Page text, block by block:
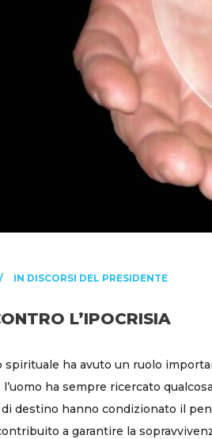
IN DISCORSI DEL PRESIDENTE
L’IPOCRISIA
spirituale ha avuto un ruolo
ha sempre ricercato
destino hanno condizionato il
a garantire la